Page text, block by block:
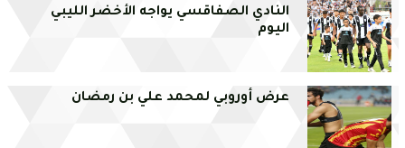
النادي الصفاقسي يواجه الأخضر الليبي
اليوم
عرض أوروبي لمحمد علي بن رمضان